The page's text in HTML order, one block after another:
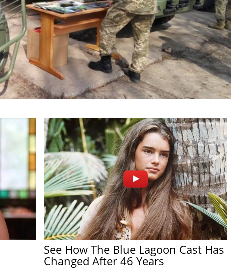
See How The Blue Lagoon Cast Has
Changed After 46 Years